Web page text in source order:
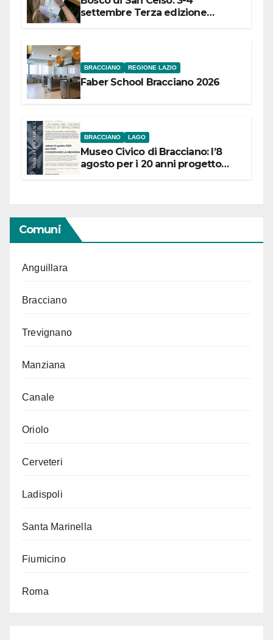
settembre Terza edizione
BRACCIANO REGIONE LAZIO
Faber School Bracciano 2026
BRACCIANO LAGO
Museo Civico di Bracciano: l’8
agosto per i 20 anni progetto
Comuni
Anguillara
Bracciano
Trevignano
Manziana
Canale
Oriolo
Cerveteri
Ladispoli
Santa Marinella
Fiumicino
Roma